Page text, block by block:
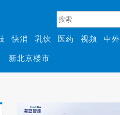
快消 乳饮 医药 视频 中外
新北京楼市